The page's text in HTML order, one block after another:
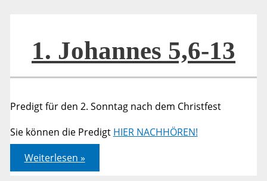
1. Johannes 5,6-13
Predigt für den 2. Sonntag nach dem Christfest
Sie können die Predigt HIER NACHHÖREN!
1.
Johannes
5,6-
Weiterlesen »